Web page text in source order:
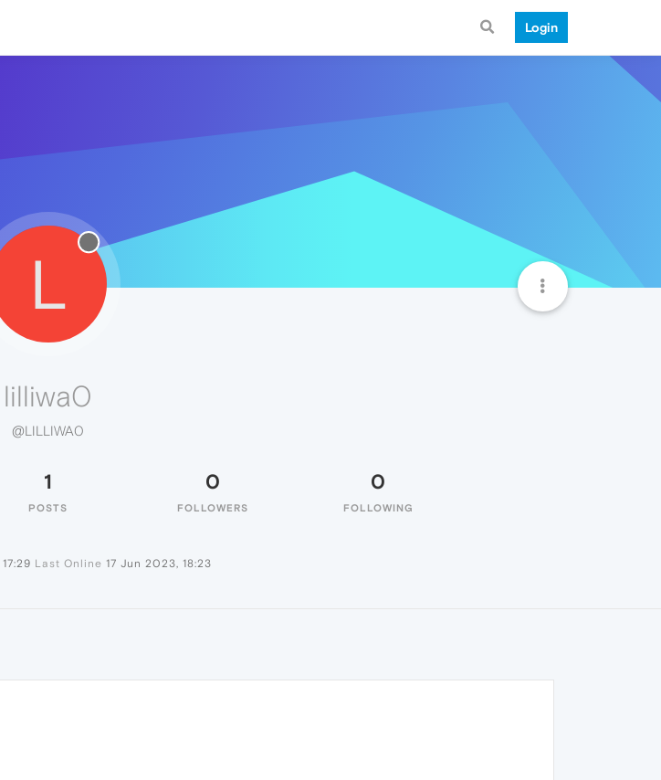
Login
L
lilliwa0
@LILLIWA0
1
POSTS
0
FOLLOWERS
0
FOLLOWING
Last Online 17 Jun 2023, 18:23